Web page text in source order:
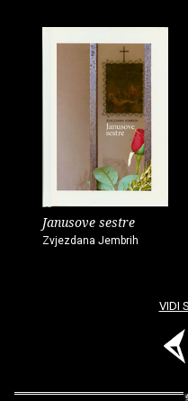
Janusove sestre
Zvjezdana Jembrih
VIDI